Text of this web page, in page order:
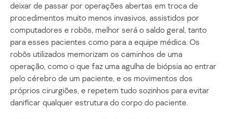
deixar de passar por operações abertas em troca de
procedimentos muito menos invasivos, assistidos por
computadores e robôs, melhor será o saldo geral, tanto
para esses pacientes como para a equipe médica. Os
robôs utilizados memorizam os caminhos de uma
operação, como o que faz uma agulha de biópsia ao entrar
pelo cérebro de um paciente, e os movimentos dos
próprios cirurgiões, e repetem tudo sozinhos para evitar
danificar qualquer estrutura do corpo do paciente.